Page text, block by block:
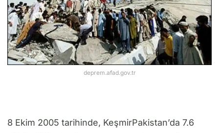
deprem.afad.gov.tr
8 Ekim 2005 tarihinde, KeşmirPakistan’da 7.6